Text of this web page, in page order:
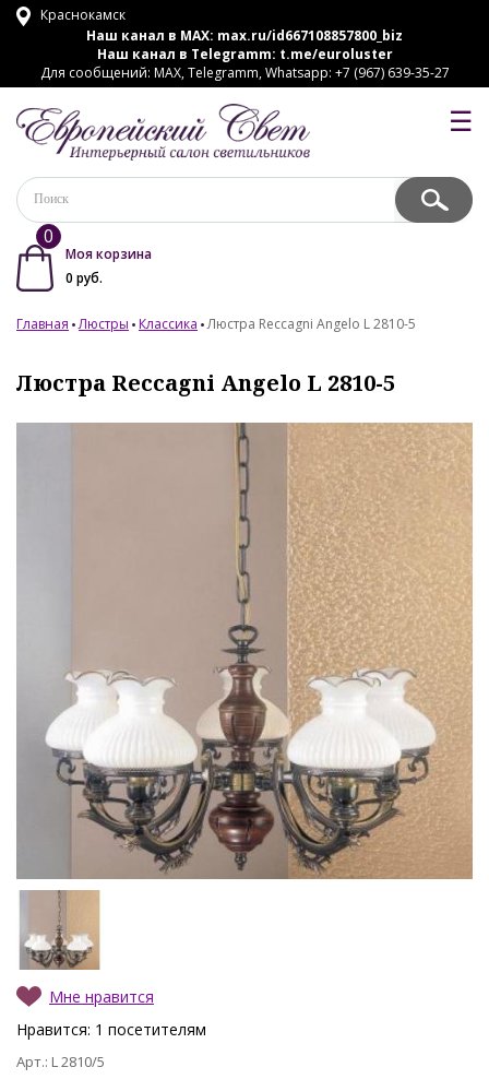
Краснокамск
Наш канал в MAX: max.ru/id667108857800_biz
Наш канал в Telegramm: t.me/euroluster
Для сообщений: MAX, Telegramm, Whatsapp: +7 (967) 639-35-27
☰
0
Моя корзина
0 руб.
Главная Люстры Классика Люстра Reccagni Angelo L 2810-5
Люстра Reccagni Angelo L 2810-5
Мне нравится
Нравится: 1 посетителям
Арт.: L 2810/5